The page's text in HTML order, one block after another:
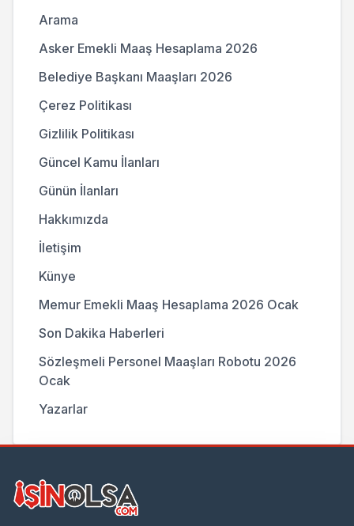
Arama
Asker Emekli Maaş Hesaplama 2026
Belediye Başkanı Maaşları 2026
Çerez Politikası
Gizlilik Politikası
Güncel Kamu İlanları
Günün İlanları
Hakkımızda
İletişim
Künye
Memur Emekli Maaş Hesaplama 2026 Ocak
Son Dakika Haberleri
Sözleşmeli Personel Maaşları Robotu 2026
Ocak
Yazarlar